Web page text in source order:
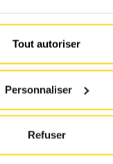
Tout autoriser
Personnaliser
Refuser
notre priorité.
les plus rapides